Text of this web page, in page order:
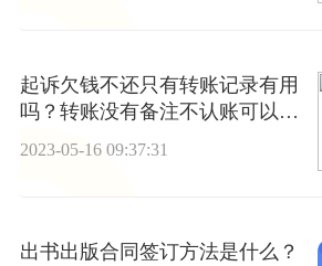
起诉欠钱不还只有转账记录有用
吗？转账没有备注不认账可以
2023-05-16 09:37:31
出书出版合同签订方法是什么？